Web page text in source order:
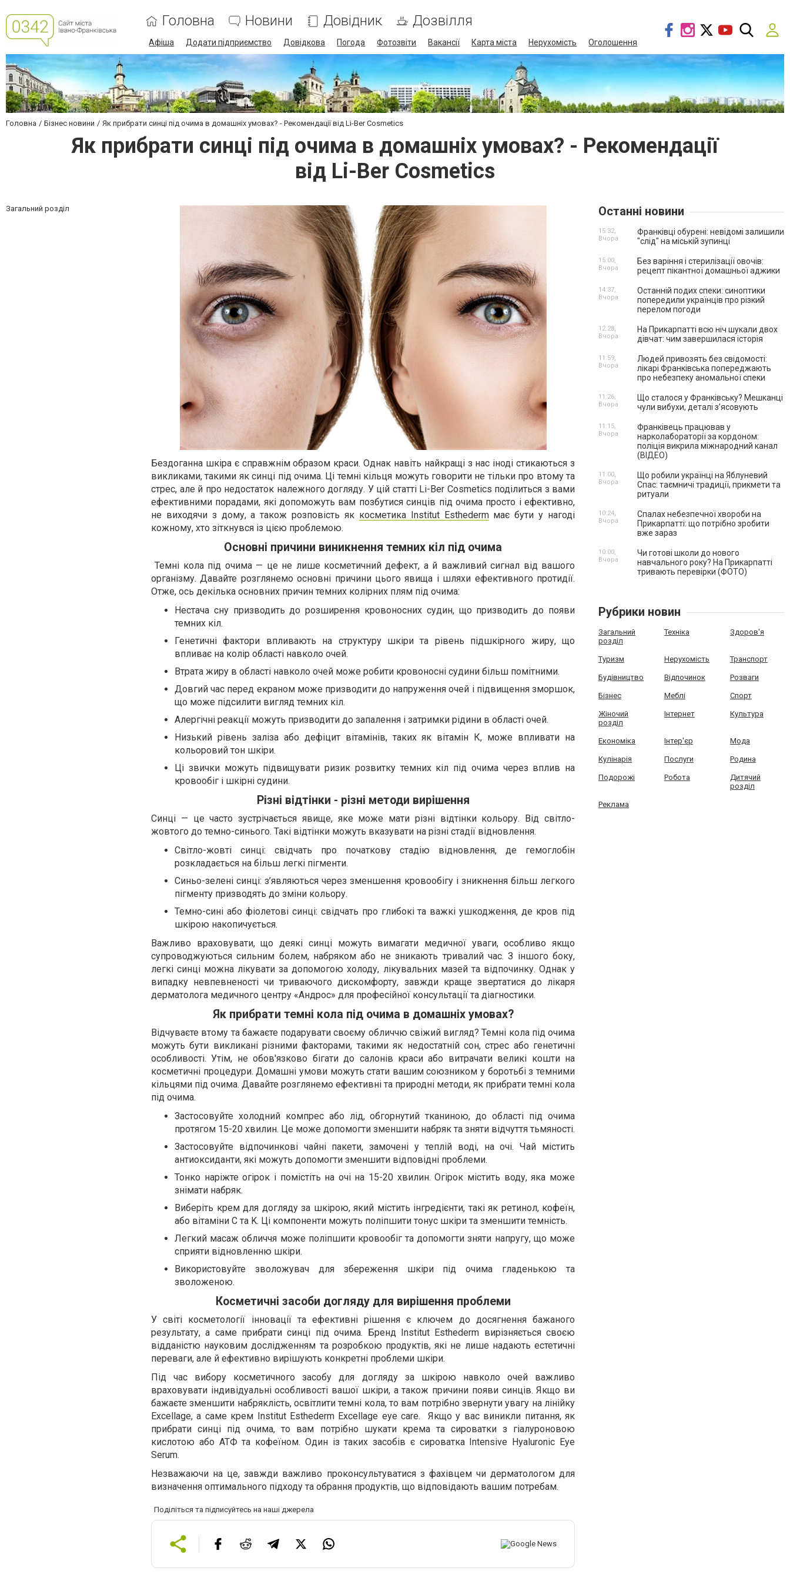
Головна Новини Довідник Дозвілля
Афіша Додати підприємство Довідкова Погода Фотозвіти Вакансії Карта міста Нерухомість Оголошення
Головна Бізнес новини Як прибрати синці під очима в домашніх умовах? - Рекомендації від Li-Ber Cosmetics
Як прибрати синці під очима в домашніх умовах? - Рекомендації
від Li-Ber Cosmetics
Загальний розділ
Бездоганна шкіра є справжнім образом краси. Однак навіть найкращі з нас іноді стикаються з
викликами, такими як синці під очима. Ці темні кільця можуть говорити не тільки про втому та
стрес, але й про недостаток належного догляду. У цій статті Li-Ber Cosmetics поділиться з вами
ефективними порадами, які допоможуть вам позбутися синців під очима просто і ефективно,
не виходячи з дому, а також розповість як косметика Institut Esthedermмає бути у нагоді
кожному, хто зіткнувся із цією проблемою.
Основні причини виникнення темних кіл під очима
Темні кола під очима — це не лише косметичний дефект, а й важливий сигнал від вашого
організму. Давайте розглянемо основні причини цього явища і шляхи ефективного протидії.
Отже, ось декілька основних причин темних колірних плям під очима:
Нестача сну призводить до розширення кровоносних судин, що призводить до появи
темних кіл.
Генетичні фактори впливають на структуру шкіри та рівень підшкірного жиру, що
впливає на колір області навколо очей.
Втрата жиру в області навколо очей може робити кровоносні судини більш помітними.
Довгий час перед екраном може призводити до напруження очей і підвищення зморшок,
що може підсилити вигляд темних кіл.
Алергічні реакції можуть призводити до запалення і затримки рідини в області очей.
Низький рівень заліза або дефіцит вітамінів, таких як вітамін К, може впливати на
кольоровий тон шкіри.
Ці звички можуть підвищувати ризик розвитку темних кіл під очима через вплив на
кровообіг і шкірні судини.
Різні відтінки - різні методи вирішення
Синці — це часто зустрічається явище, яке може мати різні відтінки кольору. Від світло-
жовтого до темно-синього. Такі відтінки можуть вказувати на різні стадії відновлення.
Світло-жовті синці: свідчать про початкову стадію відновлення, де гемоглобін
розкладається на більш легкі пігменти.
Синьо-зелені синці: з’являються через зменшення кровообігу і зникнення більш легкого
пігменту призводять до зміни кольору.
Темно-сині або фіолетові синці: свідчать про глибокі та важкі ушкодження, де кров під
шкірою накопичується.
Важливо враховувати, що деякі синці можуть вимагати медичної уваги, особливо якщо
супроводжуються сильним болем, набряком або не зникають тривалий час. З іншого боку,
легкі синці можна лікувати за допомогою холоду, лікувальних мазей та відпочинку. Однак у
випадку невпевненості чи триваючого дискомфорту, завжди краще звертатися до лікаря
дерматолога медичного центру «Андрос» для професійної консультації та діагностики.
Як прибрати темні кола під очима в домашніх умовах?
Відчуваєте втому та бажаєте подарувати своєму обличчю свіжий вигляд? Темні кола під очима
можуть бути викликані різними факторами, такими як недостатній сон, стрес або генетичні
особливості.Утім, не обов'язково бігати до салонів краси або витрачати великі кошти на
косметичні процедури.Домашні умови можуть стати вашим союзником у боротьбі з темними
кільцями під очима. Давайте розглянемо ефективні та природні методи, як прибрати темні кола
під очима.
Застосовуйте холодний компрес або лід, обгорнутий тканиною, до області під очима
протягом 15-20 хвилин. Це може допомогти зменшити набряк та зняти відчуття тьмяності.
Застосовуйте відпочинкові чайні пакети, замочені у теплій воді, на очі.Чай містить
антиоксиданти, які можуть допомогти зменшити відповідні проблеми.
Тонко наріжте огірок і помістіть на очі на 15-20 хвилин. Огірок містить воду, яка може
знімати набряк.
Виберіть крем для догляду за шкірою, який містить інгредієнти, такі як ретинол, кофеїн,
або вітаміни C та K. Ці компоненти можуть поліпшити тонус шкіри та зменшити темність.
Легкий масаж обличчя може поліпшити кровообіг та допомогти зняти напругу, що може
сприяти відновленню шкіри.
Використовуйте зволожувач для збереження шкіри під очима гладенькою та
зволоженою.
Косметичні засоби догляду для вирішення проблеми
У світі косметології інновації та ефективні рішення є ключем до досягнення бажаного
результату, а саме прибрати синці під очима. Бренд Institut Esthederm вирізняється своєю
відданістю науковим дослідженням та розробкою продуктів, які не лише надають естетичні
переваги, але й ефективно вирішують конкретні проблеми шкіри.
Під час вибору косметичного засобу для догляду за шкірою навколо очей важливо
враховувати індивідуальні особливості вашої шкіри, а також причини появи синців.Якщо ви
бажаєте зменшити набряклість, освітлити темні кола, то вам потрібно звернути увагу на лінійку
Excellage, а саме крем Institut Esthederm Excellage eye care. Якщо у вас виникли питання, як
прибрати синці під очима, то вам потрібно шукати крема та сироватки з гіалуроновою
кислотою або АТФ та кофеїном. Один із таких засобів є сироватка Intensive Hyaluronic Eye
Serum.
Незважаючи на це, завжди важливо проконсультуватися з фахівцем чи дерматологом для
визначення оптимального підходу та обрання продуктів, що відповідають вашим потребам.
Поділіться та підписуйтесь на наші джерела
Останні новини
Франківці обурені: невідомі залишили
"слід" на міській зупинці
15:32,
Вчора
Без варіння і стерилізації овочів:
рецепт пікантної домашньої аджики
15:00,
Вчора
Останній подих спеки: синоптики
попередили українців про різкий
перелом погоди
14:37,
Вчора
На Прикарпатті всю ніч шукали двох
дівчат: чим завершилася історія
12:28,
Вчора
Людей привозять без свідомості:
лікарі Франківська попереджають
про небезпеку аномальної спеки
11:59,
Вчора
Що сталося у Франківську? Мешканці
чули вибухи, деталі з’ясовують
11:26,
Вчора
Франківець працював у
нарколабораторії за кордоном:
поліція викрила міжнародний канал
(ВІДЕО)
11:15,
Вчора
Що робили українці на Яблуневий
Спас: таємничі традиції, прикмети та
ритуали
11:00,
Вчора
Спалах небезпечної хвороби на
Прикарпатті: що потрібно зробити
вже зараз
10:24,
Вчора
Чи готові школи до нового
навчального року? На Прикарпатті
тривають перевірки (ФОТО)
10:00,
Вчора
Рубрики новин
Загальний
розділ
Техніка Здоров'я
Туризм Нерухомість Транспорт
Будівництво Відпочинок Розваги
Бізнес Меблі Спорт
Жіночий
розділ
Інтернет Культура
Економіка Інтер'єр Мода
Кулінарія Послуги Родина
Подорожі Робота
Дитячий
розділ
Реклама